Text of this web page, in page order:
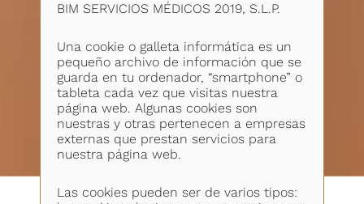
BIM SERVICIOS MÉDICOS 2019, S.L.P.
Una cookie o galleta informática es un
pequeño archivo de información que se
guarda en tu ordenador, “smartphone” o
tableta cada vez que visitas nuestra
página web. Algunas cookies son
nuestras y otras pertenecen a empresas
externas que prestan servicios para
nuestra página web.
Las cookies pueden ser de varios tipos: